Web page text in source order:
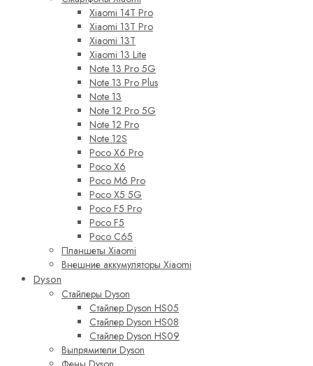
Xiaomi 14T Pro
Xiaomi 13T Pro
Xiaomi 13T
Xiaomi 13 Lite
Note 13 Pro 5G
Note 13 Pro Plus
Note 13
Note 12 Pro 5G
Note 12 Pro
Note 12S
Poco X6 Pro
Poco X6
Poco M6 Pro
Poco X5 5G
Poco F5 Pro
Poco F5
Poco C65
Планшеты Xiaomi
Внешние аккумуляторы Xiaomi
Dyson
Стайлеры Dyson
Стайлер Dyson HS05
Стайлер Dyson HS08
Стайлер Dyson HS09
Выпрямители Dyson